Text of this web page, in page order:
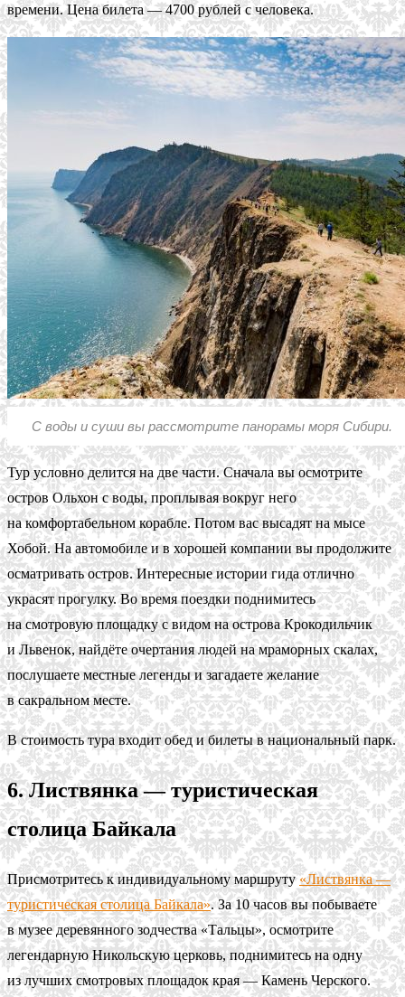
времени. Цена билета — 4700 рублей с человека.
С воды и суши вы рассмотрите панорамы моря Сибири.
Тур условно делится на две части. Сначала вы осмотрите
остров Ольхон с воды, проплывая вокруг него
на комфортабельном корабле. Потом вас высадят на мысе
Хобой. На автомобиле и в хорошей компании вы продолжите
осматривать остров. Интересные истории гида отлично
украсят прогулку. Во время поездки поднимитесь
на смотровую площадку с видом на острова Крокодильчик
и Львенок, найдёте очертания людей на мраморных скалах,
послушаете местные легенды и загадаете желание
в сакральном месте.
В стоимость тура входит обед и билеты в национальный парк.
6. Листвянка — туристическая
столица Байкала
Присмотритесь к индивидуальному маршруту«Листвянка —
туристическая столица Байкала». За 10 часов вы побываете
в музее деревянного зодчества «Тальцы», осмотрите
легендарную Никольскую церковь, поднимитесь на одну
из лучших смотровых площадок края — Камень Черского.